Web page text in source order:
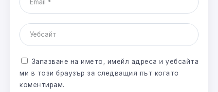
Запазване на името, имейл адреса и уебсайта
ми в този браузър за следващия път когато
коментирам.